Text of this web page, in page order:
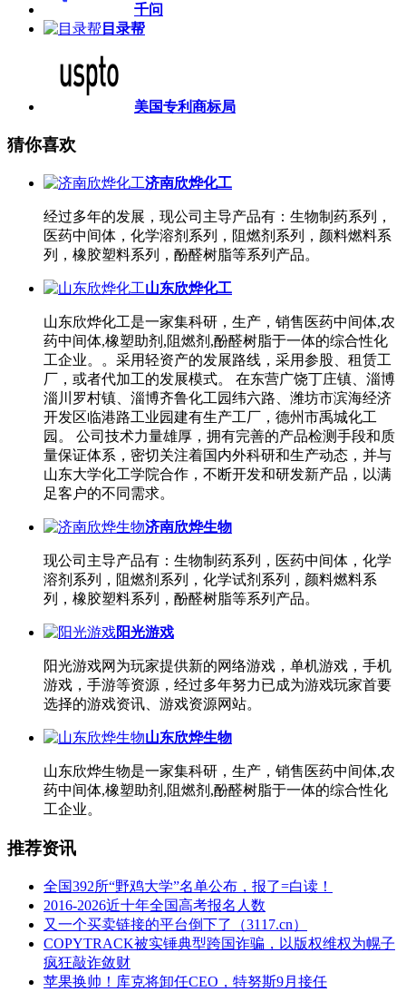
千问
目录帮
美国专利商标局
猜你喜欢
济南欣烨化工
经过多年的发展，现公司主导产品有：生物制药系列，
医药中间体，化学溶剂系列，阻燃剂系列，颜料燃料系
列，橡胶塑料系列，酚醛树脂等系列产品。
山东欣烨化工
山东欣烨化工是一家集科研，生产，销售医药中间体,农
药中间体,橡塑助剂,阻燃剂,酚醛树脂于一体的综合性化
工企业。。采用轻资产的发展路线，采用参股、租赁工
厂，或者代加工的发展模式。 在东营广饶丁庄镇、淄博
淄川罗村镇、淄博齐鲁化工园纬六路、潍坊市滨海经济
开发区临港路工业园建有生产工厂，德州市禹城化工
园。 公司技术力量雄厚，拥有完善的产品检测手段和质
量保证体系，密切关注着国内外科研和生产动态，并与
山东大学化工学院合作，不断开发和研发新产品，以满
足客户的不同需求。
济南欣烨生物
现公司主导产品有：生物制药系列，医药中间体，化学
溶剂系列，阻燃剂系列，化学试剂系列，颜料燃料系
列，橡胶塑料系列，酚醛树脂等系列产品。
阳光游戏
阳光游戏网为玩家提供新的网络游戏，单机游戏，手机
游戏，手游等资源，经过多年努力已成为游戏玩家首要
选择的游戏资讯、游戏资源网站。
山东欣烨生物
山东欣烨生物是一家集科研，生产，销售医药中间体,农
药中间体,橡塑助剂,阻燃剂,酚醛树脂于一体的综合性化
工企业。
推荐资讯
全国392所“野鸡大学”名单公布，报了=白读！
2016-2026近十年全国高考报名人数
又一个买卖链接的平台倒下了（3117.cn）
COPYTRACK被实锤典型跨国诈骗，以版权维权为幌子
疯狂敲诈敛财
苹果换帅！库克将卸任CEO，特努斯9月接任